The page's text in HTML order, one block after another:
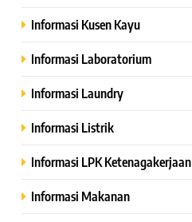
Informasi Kusen Kayu
Informasi Laboratorium
Informasi Laundry
Informasi Listrik
Informasi LPK Ketenagakerjaan
Informasi Makanan